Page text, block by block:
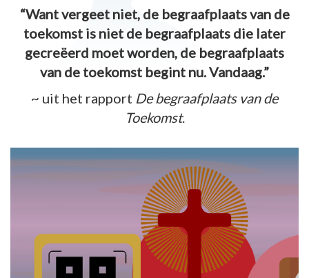
“Want vergeet niet, de begraafplaats van de
toekomst is niet de begraafplaats die later
gecreëerd moet worden, de begraafplaats
van de toekomst begint nu. Vandaag.”
~ uit het rapport De begraafplaats van de
Toekomst.